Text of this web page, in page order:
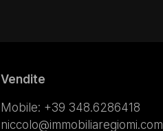
Vendite
Mobile: +39 348.6286418
niccolo@immobiliaregiomi.com